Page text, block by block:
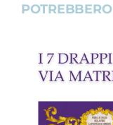
Giuseppe